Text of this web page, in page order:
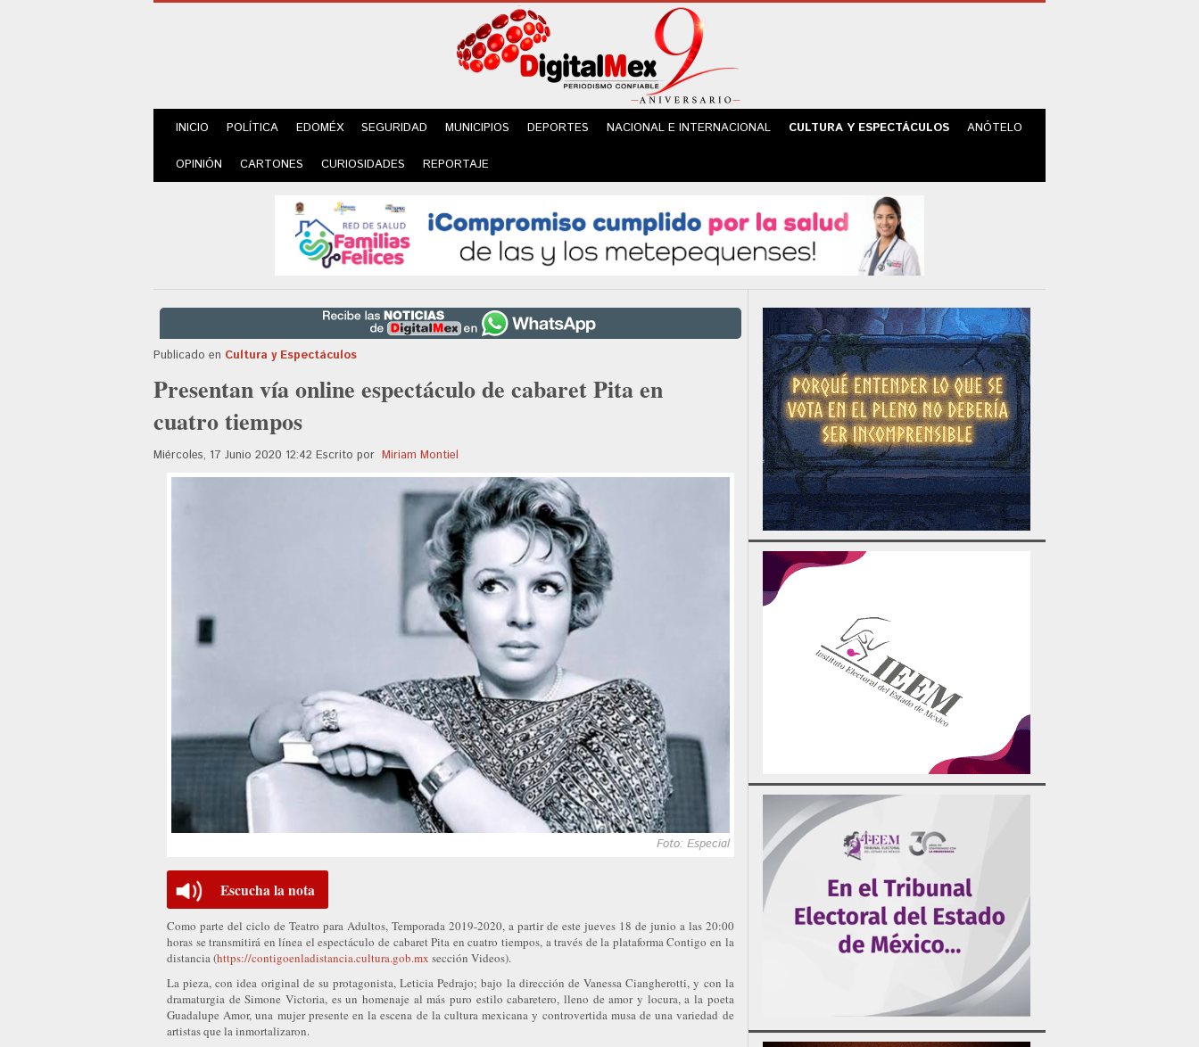
INICIO POLÍTICA EDOMÉX SEGURIDAD MUNICIPIOS DEPORTES NACIONAL E INTERNACIONAL CULTURA Y ESPECTÁCULOS ANÓTELO
OPINIÓN CARTONES CURIOSIDADES REPORTAJE
Publicado en Cultura y Espectáculos
Presentan vía online espectáculo de cabaret Pita en
cuatro tiempos
Miércoles, 17 Junio 2020 12:42 Escrito por Miriam Montiel
Foto: Especial
Escucha la nota
Como parte del ciclo de Teatro para Adultos, Temporada 2019-2020, a partir de este jueves 18 de junio a las 20:00
horas se transmitirá en línea el espectáculo de cabaret Pita en cuatro tiempos, a través de la plataforma Contigo en la
distancia (https://contigoenladistancia.cultura.gob.mx sección Videos).
La pieza, con idea original de su protagonista, Leticia Pedrajo; bajo la dirección de Vanessa Ciangherotti, y con la
dramaturgia de Simone Victoria, es un homenaje al más puro estilo cabaretero, lleno de amor y locura, a la poeta
Guadalupe Amor, una mujer presente en la escena de la cultura mexicana y controvertida musa de una variedad de
artistas que la inmortalizaron.